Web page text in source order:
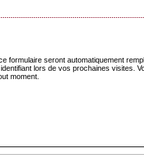
formulaire seront automatiquement
lors de vos prochaines visites.
moment.